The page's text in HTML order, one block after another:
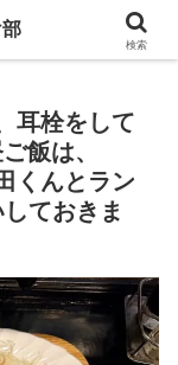
んびりバンライフ♪
耳栓をして
飯は、
くんとラン
ておきま
検索